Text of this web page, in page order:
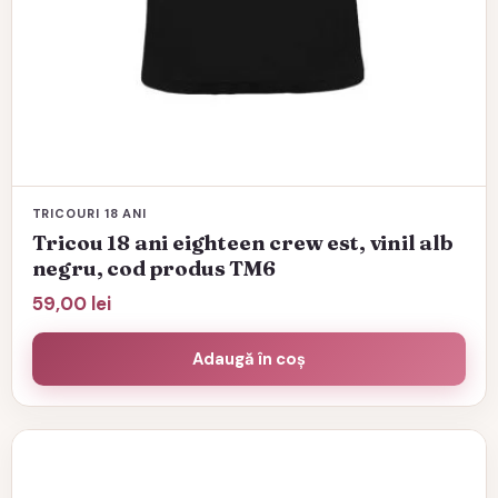
TRICOURI 18 ANI
Tricou 18 ani eighteen crew est, vinil alb
negru, cod produs TM6
59,00 lei
Adaugă în coș
Acest